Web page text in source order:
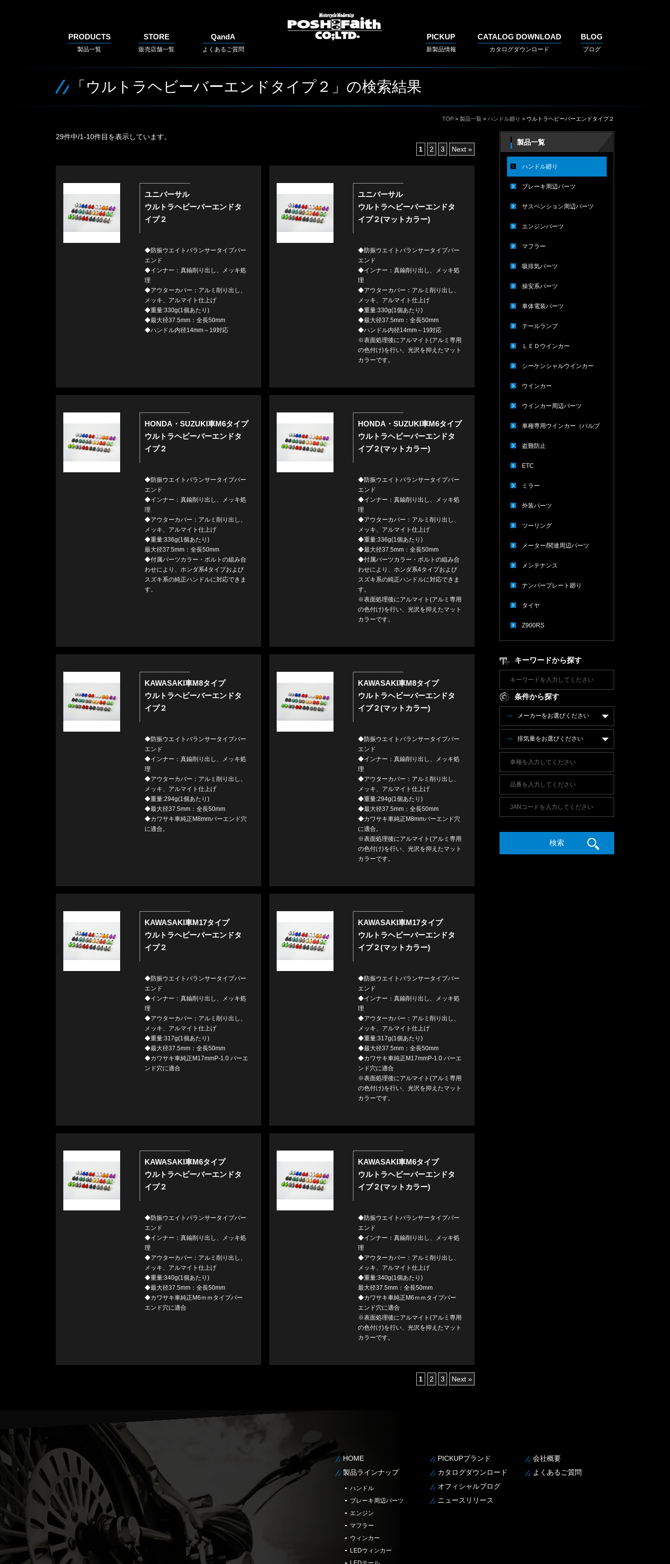
PRODUCTS
製品一覧
STORE
販売店舗一覧
QandA
よくあるご質問
PICKUP
新製品情報
CATALOG DOWNLOAD
カタログダウンロード
BLOG
ブログ
「ウルトラヘビーバーエンドタイプ２」の検索結果
TOP > 製品一覧 > ハンドル廻り > ウルトラヘビーバーエンドタイプ２
29件中/1-10件目を表示しています。
1
2 3 Next »
ユニバーサル
ウルトラヘビーバーエンドタ
イプ２
◆防振ウエイトバランサータイプバー
エンド
◆インナー：真鍮削り出し、メッキ処
理
◆アウターカバー：アルミ削り出し、
メッキ、アルマイト仕上げ
◆重量:330g(1個あたり)
◆最大径37.5mm：全長50mm
◆ハンドル内径14mm～19対応
ユニバーサル
ウルトラヘビーバーエンドタ
イプ２(マットカラー)
◆防振ウエイトバランサータイプバー
エンド
◆インナー：真鍮削り出し、メッキ処
理
◆アウターカバー：アルミ削り出し、
メッキ、アルマイト仕上げ
◆重量:330g(1個あたり)
◆最大径37.5mm：全長50mm
◆ハンドル内径14mm～19対応
※表面処理後にアルマイト(アルミ専用
の色付け)を行い、光沢を抑えたマット
カラーです。
HONDA・SUZUKI車M6タイプ
ウルトラヘビーバーエンドタ
イプ２
◆防振ウエイトバランサータイプバー
エンド
◆インナー：真鍮削り出し、メッキ処
理
◆アウターカバー：アルミ削り出し、
メッキ、アルマイト仕上げ
◆重量:336g(1個あたり)
最大径37.5mm：全長50mm
◆付属パーツカラー・ボルトの組み合
わせにより、ホンダ系4タイプおよび
スズキ系の純正ハンドルに対応できま
す。
HONDA・SUZUKI車M6タイプ
ウルトラヘビーバーエンドタ
イプ２(マットカラー)
◆防振ウエイトバランサータイプバー
エンド
◆インナー：真鍮削り出し、メッキ処
理
◆アウターカバー：アルミ削り出し、
メッキ、アルマイト仕上げ
◆重量:336g(1個あたり)
◆最大径37.5mm：全長50mm
◆付属パーツカラー・ボルトの組み合
わせにより、ホンダ系4タイプおよび
スズキ系の純正ハンドルに対応できま
す。
※表面処理後にアルマイト(アルミ専用
の色付け)を行い、光沢を抑えたマット
カラーです。
KAWASAKI車M8タイプ
ウルトラヘビーバーエンドタ
イプ２
◆防振ウエイトバランサータイプバー
エンド
◆インナー：真鍮削り出し、メッキ処
理
◆アウターカバー：アルミ削り出し、
メッキ、アルマイト仕上げ
◆重量:294g(1個あたり)
◆最大径37.5mm：全長50mm
◆カワサキ車純正M8mmバーエンド穴
に適合。
KAWASAKI車M8タイプ
ウルトラヘビーバーエンドタ
イプ２(マットカラー)
◆防振ウエイトバランサータイプバー
エンド
◆インナー：真鍮削り出し、メッキ処
理
◆アウターカバー：アルミ削り出し、
メッキ、アルマイト仕上げ
◆重量:294g(1個あたり)
◆最大径37.5mm：全長50mm
◆カワサキ車純正M8mmバーエンド穴
に適合。
※表面処理後にアルマイト(アルミ専用
の色付け)を行い、光沢を抑えたマット
カラーです。
KAWASAKI車M17タイプ
ウルトラヘビーバーエンドタ
イプ２
◆防振ウエイトバランサータイプバー
エンド
◆インナー：真鍮削り出し、メッキ処
理
◆アウターカバー：アルミ削り出し、
メッキ、アルマイト仕上げ
◆重量:317g(1個あたり)
◆最大径37.5mm：全長50mm
◆カワサキ車純正M17mmP-1.0 バーエ
ンド穴に適合
KAWASAKI車M17タイプ
ウルトラヘビーバーエンドタ
イプ２(マットカラー)
◆防振ウエイトバランサータイプバー
エンド
◆インナー：真鍮削り出し、メッキ処
理
◆アウターカバー：アルミ削り出し、
メッキ、アルマイト仕上げ
◆重量:317g(1個あたり)
◆最大径37.5mm：全長50mm
◆カワサキ車純正M17mmP-1.0 バーエ
ンド穴に適合
※表面処理後にアルマイト(アルミ専用
の色付け)を行い、光沢を抑えたマット
カラーです。
KAWASAKI車M6タイプ
ウルトラヘビーバーエンドタ
イプ２
◆防振ウエイトバランサータイプバー
エンド
◆インナー：真鍮削り出し、メッキ処
理
◆アウターカバー：アルミ削り出し、
メッキ、アルマイト仕上げ
◆重量:340g(1個あたり)
◆最大径37.5mm：全長50mm
◆カワサキ車純正M6ｍｍタイプバー
エンド穴に適合
KAWASAKI車M6タイプ
ウルトラヘビーバーエンドタ
イプ２(マットカラー)
◆防振ウエイトバランサータイプバー
エンド
◆インナー：真鍮削り出し、メッキ処
理
◆アウターカバー：アルミ削り出し、
メッキ、アルマイト仕上げ
◆重量:340g(1個あたり)
最大径37.5mm：全長50mm
◆カワサキ車純正M6ｍｍタイプバー
エンド穴に適合
※表面処理後にアルマイト(アルミ専用
の色付け)を行い、光沢を抑えたマット
カラーです。
1 2 3 Next »
製品一覧
ハンドル廻り
ブレーキ周辺パーツ
サスペンション周辺パーツ
エンジンパーツ
マフラー
吸排気パーツ
操安系パーツ
車体電装パーツ
テールランプ
ＬＥＤウインカー
シーケンシャルウインカー
ウインカー
ウインカー周辺パーツ
車種専用ウインカー（バルブ
タイプ）
盗難防止
ETC
ミラー
外装パーツ
ツーリング
メーター/関連周辺パーツ
メンテナンス
ナンバープレート廻り
タイヤ
Z900RS
キーワードから探す
条件から探す
メーカーをお選びください
排気量をお選びください
HOME
製品ラインナップ
ハンドル
ブレーキ周辺パーツ
エンジン
マフラー
ウィンカー
LEDウィンカー
PICKUPブランド
カタログダウンロード
オフィシャルブログ
ニュースリリース
会社概要
よくあるご質問